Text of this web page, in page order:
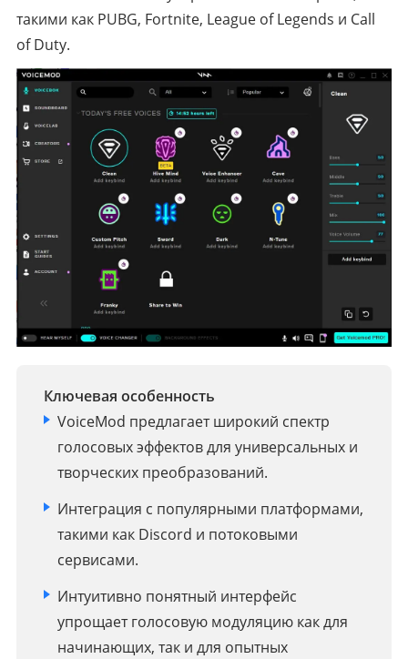
такими как PUBG, Fortnite, League of Legends и Call
of Duty.
Ключевая особенность
VoiceMod предлагает широкий спектр
голосовых эффектов для универсальных и
творческих преобразований.
Интеграция с популярными платформами,
такими как Discord и потоковыми
сервисами.
Интуитивно понятный интерфейс
упрощает голосовую модуляцию как для
начинающих, так и для опытных